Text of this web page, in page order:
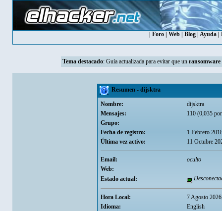
Foro Web Blog Ayuda
Tema destacado: Guía actualizada para evitar que un ransomware
Resumen - dijsktra
Nombre:
dijsktra
Mensajes:
110 (0,035
Grupo:
Fecha de registro:
1 Febrero
Última vez activo:
11 Octubre
Email:
oculto
Web:
Estado actual:
Hora Local:
7 Agosto
Idioma:
English